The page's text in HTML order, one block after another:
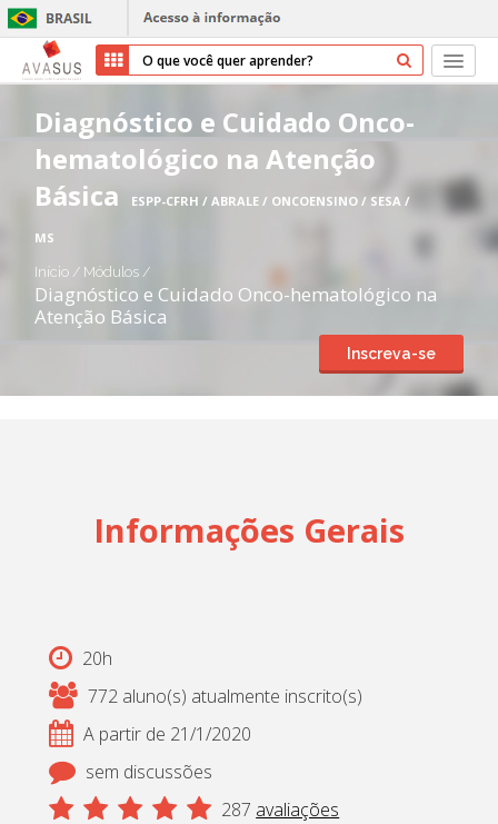
Início
Cursos
Sobre nós
Diagnóstico e Cuidado Onco-
hematológico na Atenção
Básica
ESPP-CFRH / ABRALE / ONCOENSINO / SESA /
MS
Início / Módulos/
Diagnóstico e Cuidado Onco-hematológico na
Atenção Básica
Inscreva-se
Informações Gerais
20h
772 aluno(s) atualmente inscrito(s)
A partir de 21/1/2020
sem discussões
287 avaliações